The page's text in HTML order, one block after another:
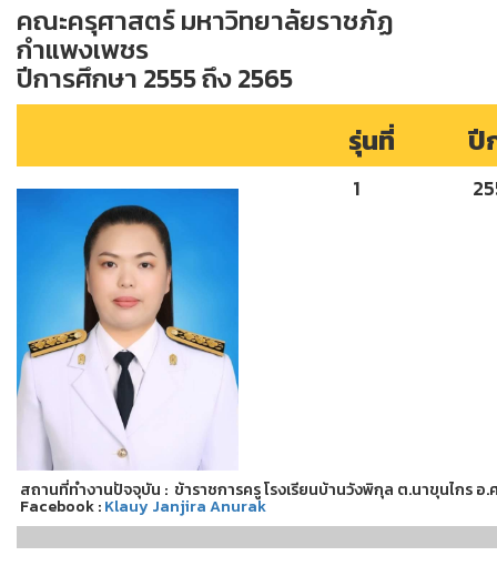
คณะครุศาสตร์ มหาวิทยาลัยราชภัฏ
กำแพงเพชร
ปีการศึกษา 2555 ถึง 2565
รุ่นที่
ปี
1
สถานที่ทำงานปัจจุบัน : ข้าราชการครู โรงเรียนบ้านวังพิกุล ต.นาขุนไกร อ.
Facebook :Klauy Janjira Anurak